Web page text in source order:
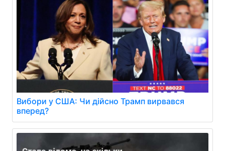
Вибори у США: Чи дійсно Трамп вирвався
вперед?